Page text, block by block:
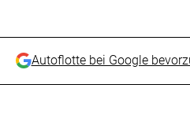
Autoflotte bei Google